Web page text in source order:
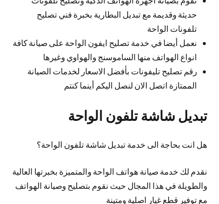
حديثة وقديمة مع تبديل البطارية بخبرة فني تصليح
تلفونات الواحة
نعمل أيضا في خدمة تصليح ايفون الواحة على صيانة كافة
انواع الهواتف منها الساموسنج والهواوي وغيرها
رقم تصليح تليفونات بأفضل الاسعار لخدمات الصيانة
الممتازة اتصل الان لنصل اليكم أينما كنتم
تبديل شاشة تلفون الواحة
هل انت بحاجة الى خدمة تبديل شاشة تلفون الواحة؟
نقدم لك خدمة صيانة هواتف الواحة والمتميزة بخبرتها العالية
والطويلة في هذا المجال حيث نقوم بتصليح وصيانة الهواتف
مع توفير قطع غيار اصلية ومتينة